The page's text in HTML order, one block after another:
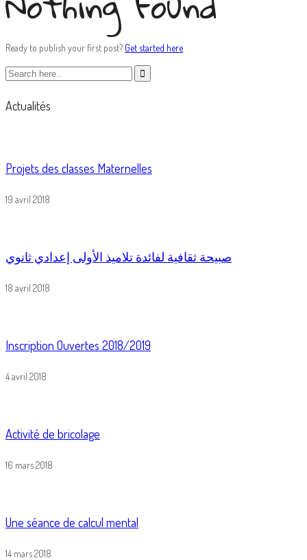
Ready to publish your first post? Get started here
Actualités
Projets des classes Maternelles
19 avril 2018
صبيحة ثقافية لفائدة تلاميذ الأولى إعدادي ثانوي
18 avril 2018
Inscription Ouvertes 2018/2019
4 avril 2018
Activité de bricolage
16 mars 2018
Une séance de calcul mental
14 mars 2018